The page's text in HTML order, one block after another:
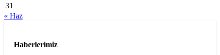
31
« Haz
Haberlerimiz